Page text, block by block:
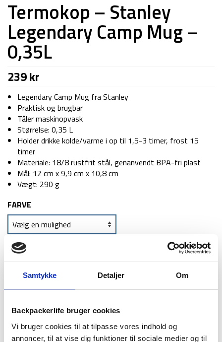
Samtykke Detaljer Om
Backpackerlife bruger cookies
Vi bruger cookies til at tilpasse vores indhold og
annoncer, til at vise dig funktioner til sociale medier og til
Termokop – Stanley
Legendary Camp Mug –
0,35L
239kr
Legendary Camp Mug fra Stanley
Praktisk og brugbar
Tåler maskinopvask
Størrelse: 0,35 L
Holder drikke kolde/varme i op til 1,5-3 timer, frost 15
timer
Materiale: 18/8 rustfrit stål, genanvendt BPA-fri plast
Mål: 12 cm x 9,9 cm x 10,8 cm
Vægt: 290 g
FARVE
TILFØJ TIL KURV
levering
499 kr